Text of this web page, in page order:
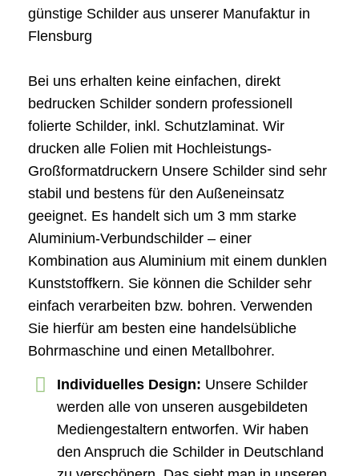
günstige Schilder aus unserer Manufaktur in
Flensburg
Bei uns erhalten keine einfachen, direkt
bedrucken Schilder sondern professionell
folierte Schilder, inkl. Schutzlaminat. Wir
drucken alle Folien mit Hochleistungs-
Großformatdruckern Unsere Schilder sind sehr
stabil und bestens für den Außeneinsatz
geeignet. Es handelt sich um 3 mm starke
Aluminium-Verbundschilder – einer
Kombination aus Aluminium mit einem dunklen
Kunststoffkern. Sie können die Schilder sehr
einfach verarbeiten bzw. bohren. Verwenden
Sie hierfür am besten eine handelsübliche
Bohrmaschine und einen Metallbohrer.
Individuelles Design: Unsere Schilder
werden alle von unseren ausgebildeten
Mediengestaltern entworfen. Wir haben
den Anspruch die Schilder in Deutschland